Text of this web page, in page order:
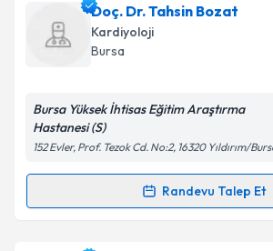
Prof. Dr. Abdulkadir Ercaniçin
talebi oluşturun. Size bu uzmandan
için bir takvim hazırlandığında e-
E-posta Adresiniz
Kişisel verilerimin işlenmesine
Metni'ni okudum ve kişisel
Doç. Dr. Tahsin Bozat
Kardiyoloji
Bursa
Bursa Yüksek İhtisas Eğitim Araştırma
Hastanesi (S)
152 Evler, Prof. Tezok Cd. No:2, 16320 Yıldırım/
Randevu Talep Et
Randevu Takvimi Talebi